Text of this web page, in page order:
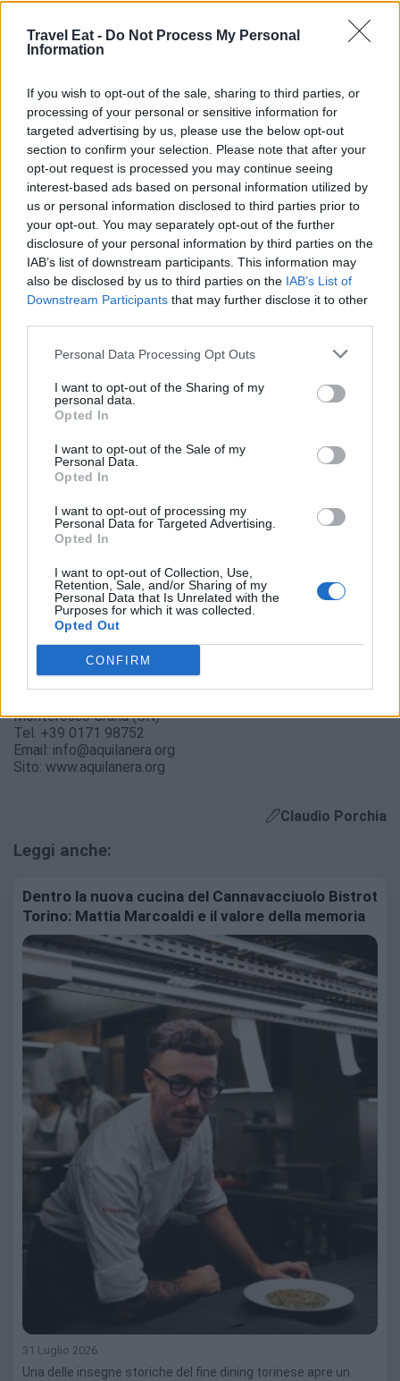
Travel Eat - Do Not Process My Personal
Information
If you wish to opt-out of the sale, sharing to third parties, or
processing of your personal or sensitive information for
targeted advertising by us, please use the below opt-out
section to confirm your selection. Please note that after your
opt-out request is processed you may continue seeing
interest-based ads based on personal information utilized by
us or personal information disclosed to third parties prior to
your opt-out. You may separately opt-out of the further
disclosure of your personal information by third parties on the
IAB’s list of downstream participants. This information may
also be disclosed by us to third parties on the IAB’s List of
Downstream Participants that may further disclose it to other
Personal Data Processing Opt Outs
I want to opt-out of the Sharing of my
personal data.
Opted In
I want to opt-out of the Sale of my
Personal Data.
Opted In
I want to opt-out of processing my
Personal Data for Targeted Advertising.
Opted In
I want to opt-out of Collection, Use,
Retention, Sale, and/or Sharing of my
Personal Data that Is Unrelated with the
Purposes for which it was collected.
Opted Out
CONFIRM
e profondamente identitaria, dove piatti come gnocchi al
Castelmagno, polenta, cinghiale e la tradizionale Tourto
Mato raccontano senza mediazioni il territorio. Il tutto a
prezzi accessibili, generalmente tra i 20 e i 30 euro per un
percorso completo, in linea con una trattoria vera, dove il
valore sta più nella sostanza che nella costruzione.
Osteria Aquila Nera
Monterosso Grana (CN)
Tel. +39 0171 98752
Email: info@aquilanera.org
Sito: www.aquilanera.org
Claudio Porchia
Leggi anche:
Dentro la nuova cucina del Cannavacciuolo Bistrot
Torino: Mattia Marcoaldi e il valore della memoria
31 Luglio 2026
Una delle insegne storiche del fine dining torinese apre un